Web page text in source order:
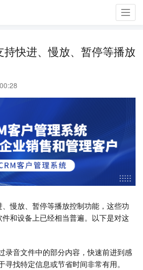
快进、慢放、暂停等播放
慢放、暂停等播放控制功能，这些功
和设备上已经相当普遍。以下是对这
录音文件中的部分内容，快速前进到感
寻找特定信息或节省时间非常有用。